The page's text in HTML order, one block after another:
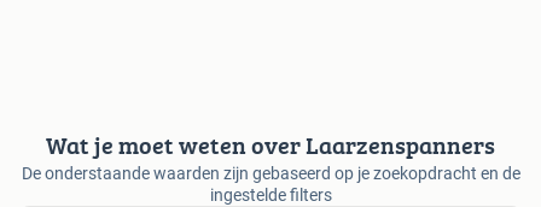
Wat je moet weten over Laarzenspanners
De onderstaande waarden zijn gebaseerd op je zoekopdracht en de
ingestelde filters